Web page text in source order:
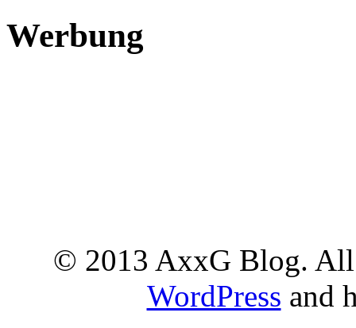
Werbung
© 2013 AxxG Blog. All
WordPress and